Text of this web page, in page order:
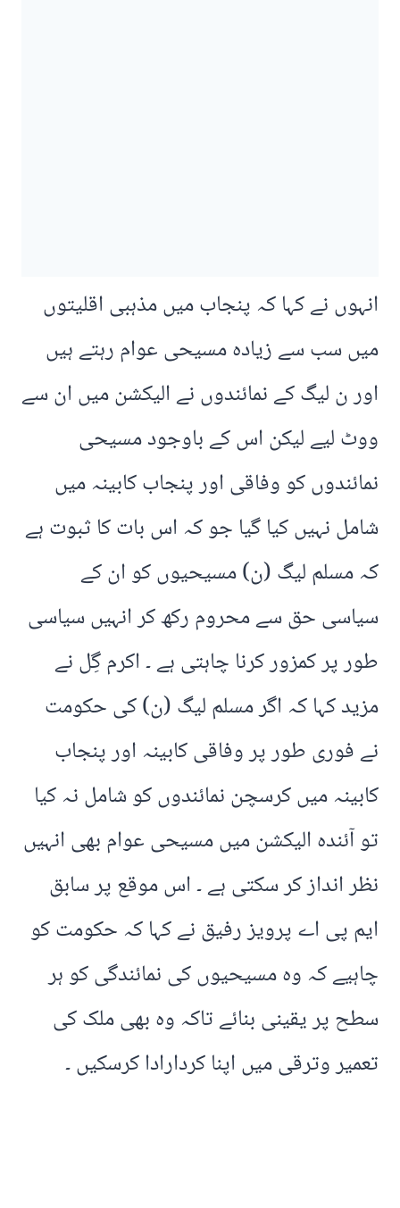
انہوں نے کہا کہ پنجاب میں مذہبی اقلیتوں
میں سب سے زیادہ مسیحی عوام رہتے ہیں
اور ن لیگ کے نمائندوں نے الیکشن میں ان سے
ووٹ لیے لیکن اس کے باوجود مسیحی
نمائندوں کو وفاقی اور پنجاب کابینہ میں
شامل نہیں کیا گیا جو کہ اس بات کا ثبوت ہے
کہ مسلم لیگ (ن) مسیحیوں کو ان کے
سیاسی حق سے محروم رکھ کر انہیں سیاسی
طور پر کمزور کرنا چاہتی ہے ۔ اکرم گِل نے
مزید کہا کہ اگر مسلم لیگ (ن) کی حکومت
نے فوری طور پر وفاقی کابینہ اور پنجاب
کابینہ میں کرسچن نمائندوں کو شامل نہ کیا
تو آئندہ الیکشن میں مسیحی عوام بھی انہیں
نظر انداز کر سکتی ہے ۔ اس موقع پر سابق
ایم پی اے پرویز رفیق نے کہا کہ حکومت کو
چاہیے کہ وہ مسیحیوں کی نمائندگی کو ہر
سطح پر یقینی بنائے تاکہ وہ بھی ملک کی
تعمیر وترقی میں اپنا کردارادا کرسکیں ۔